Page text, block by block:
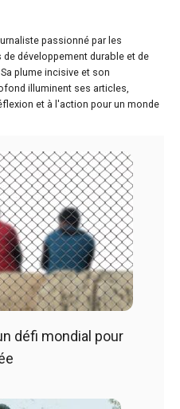
passionné par les
développement durable et de
plume incisive et son
illuminent ses articles,
et à l'action pour un monde
défi mondial pour